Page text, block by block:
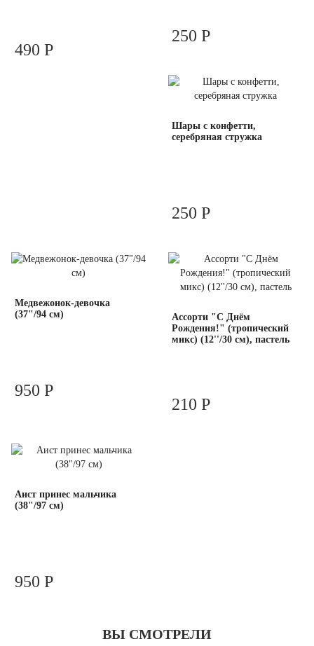
490 Р
250 Р
Шары с конфетти,
серебряная стружка
250 Р
Медвежонок-девочка
(37"/94 см)
950 Р
Ассорти "С Днём
Рождения!" (тропический
микс) (12''/30 см), пастель
210 Р
Аист принес мальчика
(38"/97 см)
950 Р
ВЫ СМОТРЕЛИ